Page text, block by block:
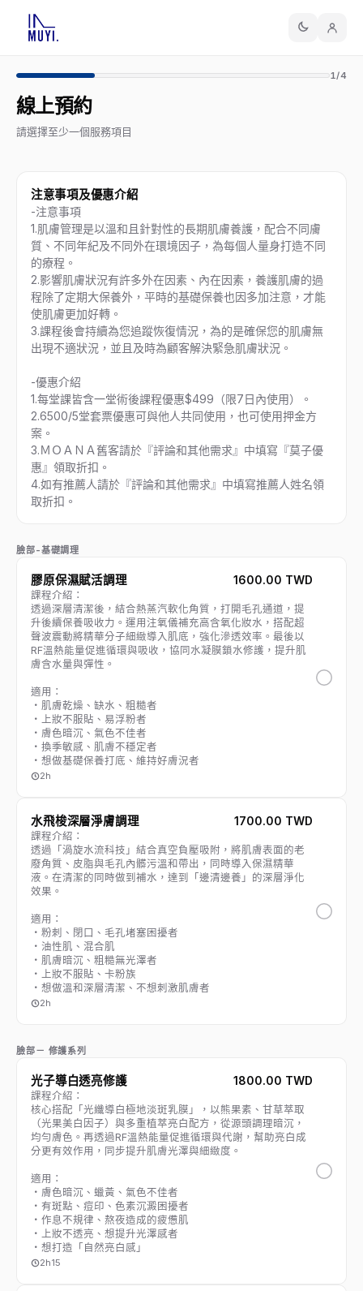
1/4
線上預約
請選擇至少一個服務項目
注意事項及優惠介紹
-注意事項
1.肌膚管理是以溫和且針對性的長期肌膚養護，配合不同膚
質、不同年紀及不同外在環境因子，為每個人量身打造不同
的療程。
2.影響肌膚狀況有許多外在因素、內在因素，養護肌膚的過
程除了定期大保養外，平時的基礎保養也因多加注意，才能
使肌膚更加好轉。
3.課程後會持續為您追蹤恢復情況，為的是確保您的肌膚無
出現不適狀況，並且及時為顧客解決緊急肌膚狀況。
-優惠介紹
1.每堂課皆含一堂術後課程優惠$499（限7日內使用）。
2.6500/5堂套票優惠可與他人共同使用，也可使用押金方
案。
3.ＭＯＡＮＡ舊客請於『評論和其他需求』中填寫『莫子優
惠』領取折扣。
4.如有推薦人請於『評論和其他需求』中填寫推薦人姓名領
取折扣。
臉部-基礎調理
膠原保濕賦活調理 1600.00 TWD
課程介紹：
透過深層清潔後，結合熱蒸汽軟化角質，打開毛孔通道，提
升後續保養吸收力。運用注氧儀補充高含氧化妝水，搭配超
聲波震動將精華分子細緻導入肌底，強化滲透效率。最後以
RF溫熱能量促進循環與吸收，協同水凝膜鎖水修護，提升肌
膚含水量與彈性。
適用：
・肌膚乾燥、缺水、粗糙者
・上妝不服貼、易浮粉者
・膚色暗沉、氣色不佳者
・換季敏感、肌膚不穩定者
・想做基礎保養打底、維持好膚況者
2h
水飛梭深層淨膚調理 1700.00 TWD
課程介紹：
透過「渦旋水流科技」結合真空負壓吸附，將肌膚表面的老
廢角質、皮脂與毛孔內髒污溫和帶出，同時導入保濕精華
液。在清潔的同時做到補水，達到「邊清邊養」的深層淨化
效果。
適用：
・粉刺、閉口、毛孔堵塞困擾者
・油性肌、混合肌
・肌膚暗沉、粗糙無光澤者
・上妝不服貼、卡粉族
・想做溫和深層清潔、不想刺激肌膚者
2h
臉部－ 修護系列
光子導白透亮修護 1800.00 TWD
課程介紹：
核心搭配「光纖導白極地淡斑乳膜」，以熊果素、甘草萃取
（光果美白因子）與多重植萃亮白配方，從源頭調理暗沉，
均勻膚色。再透過RF溫熱能量促進循環與代謝，幫助亮白成
分更有效作用，同步提升肌膚光澤與細緻度。
適用：
・膚色暗沉、蠟黃、氣色不佳者
・有斑點、痘印、色素沉澱困擾者
・作息不規律、熬夜造成的疲憊肌
・上妝不透亮、想提升光澤感者
・想打造「自然亮白感」
2h15